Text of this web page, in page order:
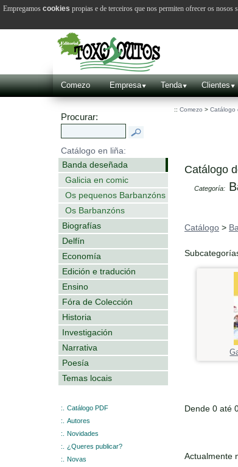
Comezo Empresa Tenda Clientes
Procurar:
Catálogo en liña:
Banda deseñada
Galicia en comic
Os pequenos Barbanzóns
Os Barbanzóns
Biografías
Delfín
Economía
Edición e tradución
Ensino
Fóra de Colección
Historia
Investigación
Narrativa
Poesía
Temas locais
:.
Catálogo PDF
:.
Autores
:.
Novidades
:.
¿Queres publicar?
:.
Novas
:: Comezo > Catálogo
Catálogo
Categoría:
Catálogo >
Dende 0 até
Actualmente
Empregamos cookies propias e de terceiros que nos permiten ofrecer os nosos